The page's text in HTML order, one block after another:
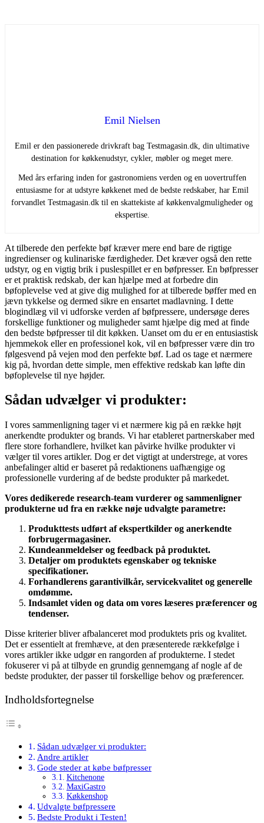
Emil Nielsen
Emil er den passionerede drivkraft bag Testmagasin.dk, din ultimative
destination for køkkenudstyr, cykler, møbler og meget mere.
Med års erfaring inden for gastronomiens verden og en uovertruffen
entusiasme for at udstyre køkkenet med de bedste redskaber, har Emil
forvandlet Testmagasin.dk til en skattekiste af køkkenvalgmuligheder og
ekspertise.
At tilberede den perfekte bøf kræver mere end bare de rigtige
ingredienser og kulinariske færdigheder. Det kræver også den rette
udstyr, og en vigtig brik i puslespillet er en bøfpresser. En bøfpresser
er et praktisk redskab, der kan hjælpe med at forbedre din
bøfoplevelse ved at give dig mulighed for at tilberede bøffer med en
jævn tykkelse og dermed sikre en ensartet madlavning. I dette
blogindlæg vil vi udforske verden af bøfpressere, undersøge deres
forskellige funktioner og muligheder samt hjælpe dig med at finde
den bedste bøfpresser til dit køkken. Uanset om du er en entusiastisk
hjemmekok eller en professionel kok, vil en bøfpresser være din tro
følgesvend på vejen mod den perfekte bøf. Lad os tage et nærmere
kig på, hvordan dette simple, men effektive redskab kan løfte din
bøfoplevelse til nye højder.
Sådan udvælger vi produkter:
I vores sammenligning tager vi et nærmere kig på en række højt
anerkendte produkter og brands. Vi har etableret partnerskaber med
flere store forhandlere, hvilket kan påvirke hvilke produkter vi
vælger til vores artikler. Dog er det vigtigt at understrege, at vores
anbefalinger altid er baseret på redaktionens uafhængige og
professionelle vurdering af de bedste produkter på markedet.
Vores dedikerede research-team vurderer og sammenligner
produkterne ud fra en række nøje udvalgte parametre:
Produkttests udført af ekspertkilder og anerkendte
forbrugermagasiner.
Kundeanmeldelser og feedback på produktet.
Detaljer om produktets egenskaber og tekniske
specifikationer.
Forhandlerens garantivilkår, servicekvalitet og generelle
omdømme.
Indsamlet viden og data om vores læseres præferencer og
tendenser.
Disse kriterier bliver afbalanceret mod produktets pris og kvalitet.
Det er essentielt at fremhæve, at den præsenterede rækkefølge i
vores artikler ikke udgør en rangorden af produkterne. I stedet
fokuserer vi på at tilbyde en grundig gennemgang af nogle af de
bedste produkter, der passer til forskellige behov og præferencer.
Indholdsfortegnelse
Sådan udvælger vi produkter:
Andre artikler
Gode steder at købe bøfpresser
Kitchenone
MaxiGastro
Køkkenshop
Udvalgte bøfpressere
Bedste Produkt i Testen!